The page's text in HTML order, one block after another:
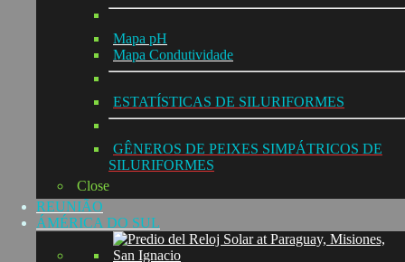
Mapa pH
Mapa Condutividade
ESTATÍSTICAS DE SILURIFORMES
GÊNEROS DE PEIXES SIMPÁTRICOS DE
SILURIFORMES
Close
REUNIÃO
ÁMÉRICA DO SUL